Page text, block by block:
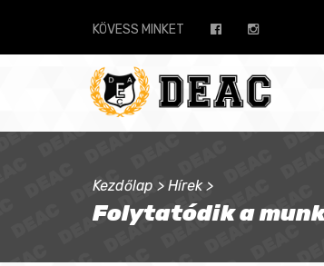
KÖVESS MINKET
Kezdőlap > Hírek >
Folytatódik a